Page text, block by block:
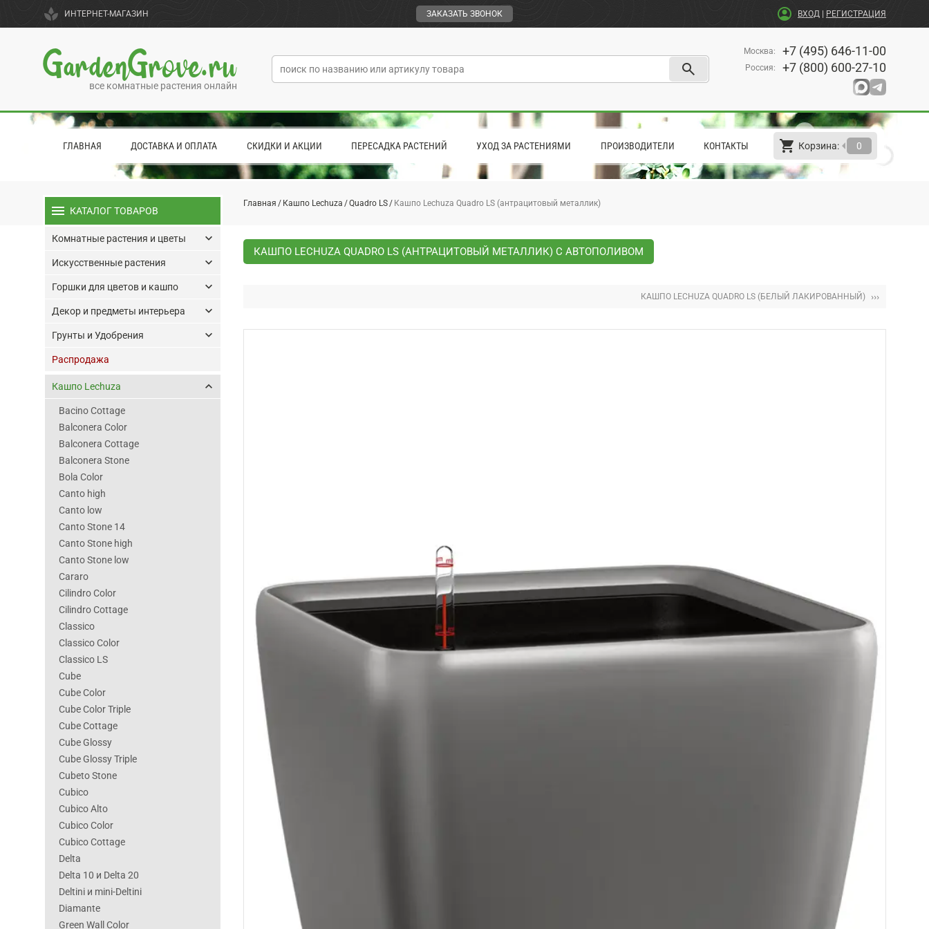
spa ИНТЕРНЕТ-МАГАЗИН ЗАКАЗАТЬ ЗВОНОК account_circle ВХОД РЕГИСТРАЦИЯ
GardenGrove.ru
все комнатные растения онлайн
search
Москва: +7 (495) 646-11-00
Россия: +7 (800) 600-27-10
ГЛАВНАЯ ДОСТАВКА И ОПЛАТА СКИДКИ И АКЦИИ ПЕРЕСАДКА РАСТЕНИЙ УХОД ЗА РАСТЕНИЯМИ ПРОИЗВОДИТЕЛИ КОНТАКТЫ shopping_cart Корзина: 0
arrow_left
Главная Кашпо Lechuza Quadro LS Кашпо Lechuza Quadro LS (антрацитовый металлик)
КАШПО LECHUZA QUADRO LS (АНТРАЦИТОВЫЙ МЕТАЛЛИК) С АВТОПОЛИВОМ
КАШПО LECHUZA QUADRO LS (БЕЛЫЙ ЛАКИРОВАННЫЙ) ›››
menu КАТАЛОГ ТОВАРОВ
Комнатные растения и цветы keyboard_arrow_down
Искусственные растения keyboard_arrow_down
Горшки для цветов и кашпо keyboard_arrow_down
Декор и предметы интерьера keyboard_arrow_down
Грунты и Удобрения keyboard_arrow_down
Распродажа
Кашпо Lechuza keyboard_arrow_up
Bacino Cottage
Balconera Color
Balconera Cottage
Balconera Stone
Bola Color
Canto high
Canto low
Canto Stone 14
Canto Stone high
Canto Stone low
Cararo
Cilindro Color
Cilindro Cottage
Classico
Classico Color
Classico LS
Cube
Cube Color
Cube Color Triple
Cube Cottage
Cube Glossy
Cube Glossy Triple
Cubeto Stone
Cubico
Cubico Alto
Cubico Color
Cubico Cottage
Delta
Delta 10 и Delta 20
Deltini и mini-Deltini
Diamante
Green Wall Color